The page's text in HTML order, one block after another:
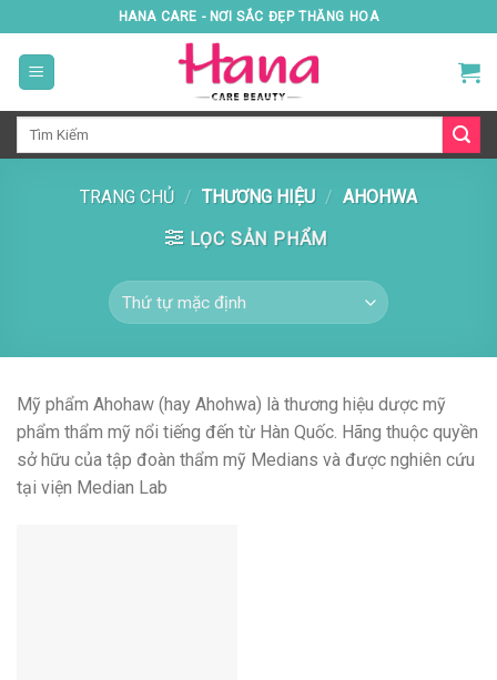
to
content
HANA CARE - NƠI SẮC ĐẸP THĂNG HOA
Tìm
TRANG CHỦ / THƯƠNG HIỆU / AHOHWA
LỌC SẢN PHẨM
Mỹ phẩm Ahohaw (hay Ahohwa) là thương hiệu dược mỹ
phẩm thẩm mỹ nổi tiếng đến từ Hàn Quốc. Hãng thuộc quyền
sở hữu của tập đoàn thẩm mỹ Medians và được nghiên cứu
tại viện Median Lab